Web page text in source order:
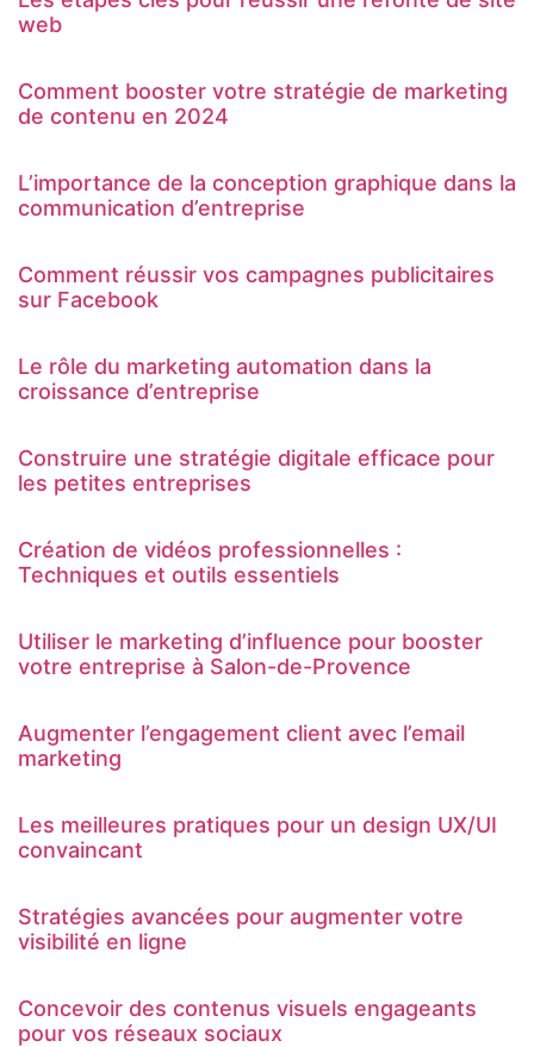
web
Comment booster votre stratégie de marketing
de contenu en 2024
L’importance de la conception graphique dans la
communication d’entreprise
Comment réussir vos campagnes publicitaires
sur Facebook
Le rôle du marketing automation dans la
croissance d’entreprise
Construire une stratégie digitale efficace pour
les petites entreprises
Création de vidéos professionnelles :
Techniques et outils essentiels
Utiliser le marketing d’influence pour booster
votre entreprise à Salon-de-Provence
Augmenter l’engagement client avec l’email
marketing
Les meilleures pratiques pour un design UX/UI
convaincant
Stratégies avancées pour augmenter votre
visibilité en ligne
Concevoir des contenus visuels engageants
pour vos réseaux sociaux